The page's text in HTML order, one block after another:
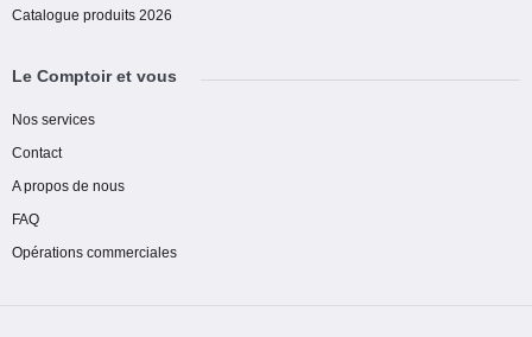
Catalogue produits 2026
Le Comptoir et vous
Nos services
Contact
A propos de nous
FAQ
Opérations commerciales